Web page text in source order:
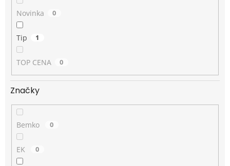
Novinka 0
Tip 1
TOP CENA 0
Značky
Bemko 0
EK 0